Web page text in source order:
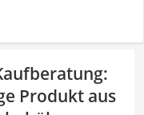
:
Produkt aus